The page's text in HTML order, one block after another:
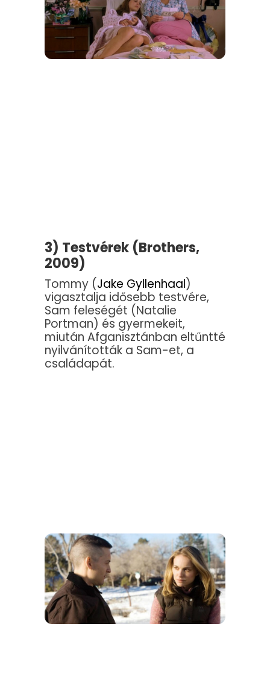
3) Testvérek (Brothers,
2009)
Tommy (Jake Gyllenhaal)
vigasztalja idősebb testvére,
Sam feleségét (Natalie
Portman) és gyermekeit,
miután Afganisztánban eltűntté
nyilvánították a Sam-et, a
családapát.